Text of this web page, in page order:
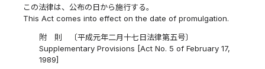
この法律は、公布の日から施行する。
This Act comes into effect on the date of promulgation.
附 則 〔平成元年二月十七日法律第五号〕
Supplementary Provisions [Act No. 5 of February 17,
1989]